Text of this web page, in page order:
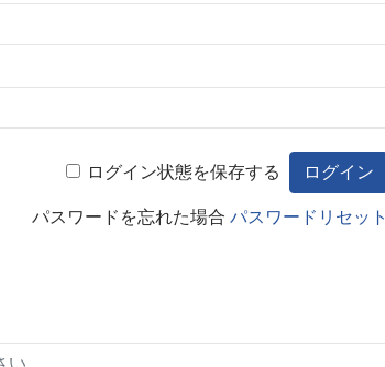
ログイン状態を保存する
パスワードを忘れた場合 パスワードリセット